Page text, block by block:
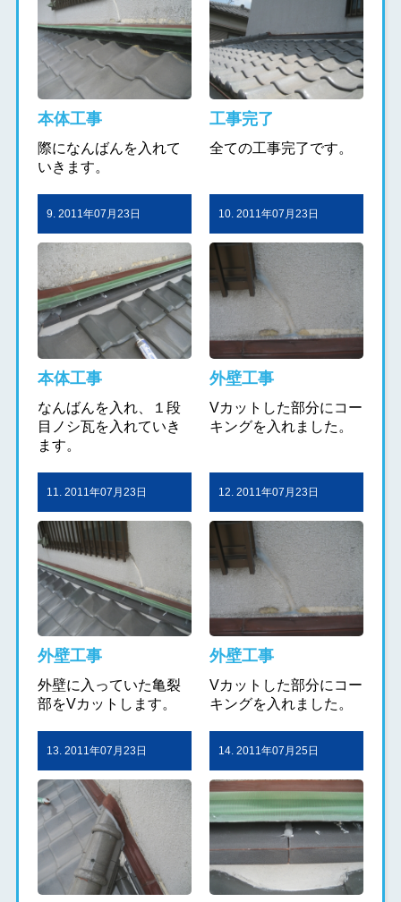
本体工事
際になんばんを入れて
いきます。
工事完了
全ての工事完了です。
9. 2011年07月23日
本体工事
なんばんを入れ、１段
目ノシ瓦を入れていき
ます。
10. 2011年07月23日
外壁工事
Vカットした部分にコー
キングを入れました。
11. 2011年07月23日
外壁工事
外壁に入っていた亀裂
部をVカットします。
12. 2011年07月23日
外壁工事
Vカットした部分にコー
キングを入れました。
13. 2011年07月23日 14. 2011年07月25日